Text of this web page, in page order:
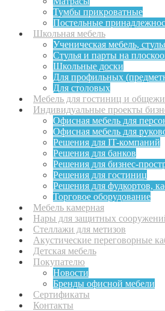
Тумбы прикроватные
Постельные
Школьная мебель
Ученическая мебель,
Стулья и парты на
Школьные доски
Для профильных
Для столовых
Мебель для гостиниц и
Индивидуальные проекты
Офисная мебель для
Офисная мебель для
Решения для IT-компаний
Решения для банков
Решения для бизнес-
Решения для гостиниц
Решения для фудкортов,
Торговое оборудование
Мебель камерная
Нары для защитных
Стеллажи для метизов
Акустические переговорные
Детская мебель
Покупателю
Новости
Бренды офисной мебели
Сертификаты
Контакты